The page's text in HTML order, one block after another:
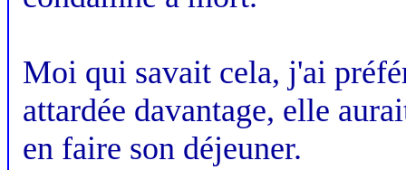
Moi qui savait cela, j'ai
attardée davantage, elle
en faire son déjeuner.